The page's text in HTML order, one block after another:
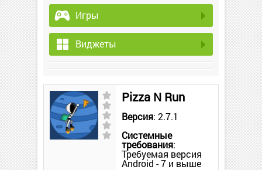
Игры
Виджеты
Pizza N Run
Версия: 2.7.1
Системные
требования:
Требуемая версия
Android - 7 и выше